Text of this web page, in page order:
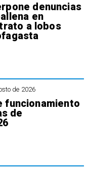
denuncias
en
a lobos
de 2026
funcionamiento
de